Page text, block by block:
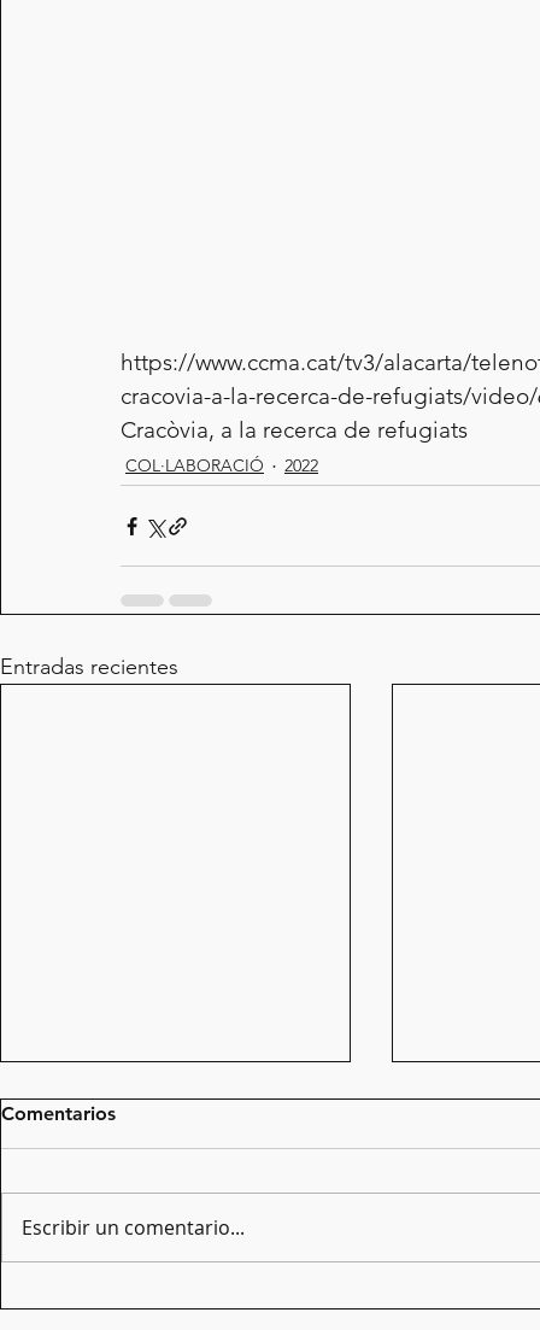
https://www.ccma.cat/tv3/alacarta/
cracovia-a-la-recerca-de-refugiats/
Cracòvia, a la recerca de refugiats
COL·LABORACIÓ 2022
Entradas recientes
La Marató 2025
Comentarios
Escribir un comentario...